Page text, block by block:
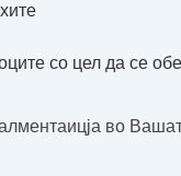
со цел да се
во